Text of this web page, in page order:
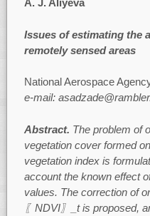
A. J. Aliyeva
Issues of estimating the
remotely sensed areas
National Aerospace
e-mail:
Abstract. The problem of
vegetation cover formed
vegetation index is
account the known effect
values. The correction of
〖NDVI〗_t is proposed,